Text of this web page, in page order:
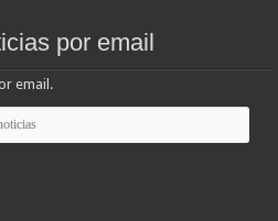
por email
email.